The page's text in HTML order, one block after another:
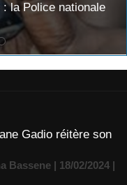
session
en séance
Gadio réitère son
Bassene | 18/02/2024 |